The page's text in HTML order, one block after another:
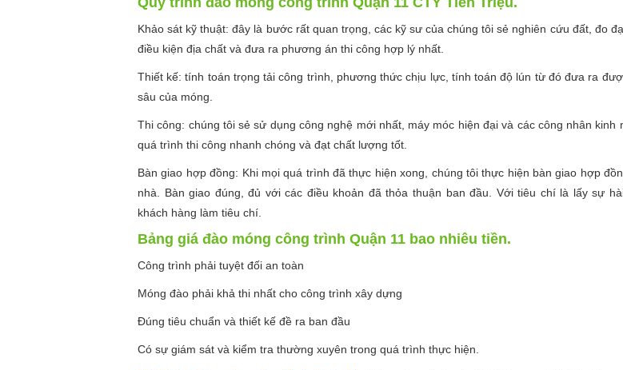
Khảo sát kỹ thuật: đây là bước rất quan trọng, các kỹ sư của chúng tôi sẻ nghiên cứu đất, đo
điều kiện địa chất và đưa ra phương án thi công hợp lý nhất.
Thiết kế: tính toán trọng tải công trình, phương thức chịu lực, tính toán độ lún từ đó đưa ra
sâu của móng.
Thi công: chúng tôi sẻ sử dụng công nghệ mới nhất, máy móc hiện đại và các công nhân kinh
quá trình thi công nhanh chóng và đạt chất lượng tốt.
Bàn giao hợp đồng: Khi mọi quá trình đã thực hiện xong, chúng tôi thực hiện bàn giao hợp
nhà. Bàn giao đúng, đủ với các điều khoản đã thỏa thuận ban đầu. Với tiêu chí là lấy sự
khách hàng làm tiêu chí.
Bảng giá đào móng công trình Quận 11 bao nhiêu tiền.
Công trình phải tuyệt đối an toàn
Móng đào phải khả thi nhất cho công trình xây dựng
Đúng tiêu chuẩn và thiết kế đề ra ban đầu
Có sự giám sát và kiểm tra thường xuyên trong quá trình thực hiện.